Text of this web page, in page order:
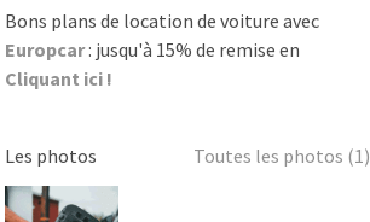
Bons plans de location de voiture avec
Europcar: jusqu'à 15% de remise en
Cliquant ici !
Les photos Toutes les photos (1)